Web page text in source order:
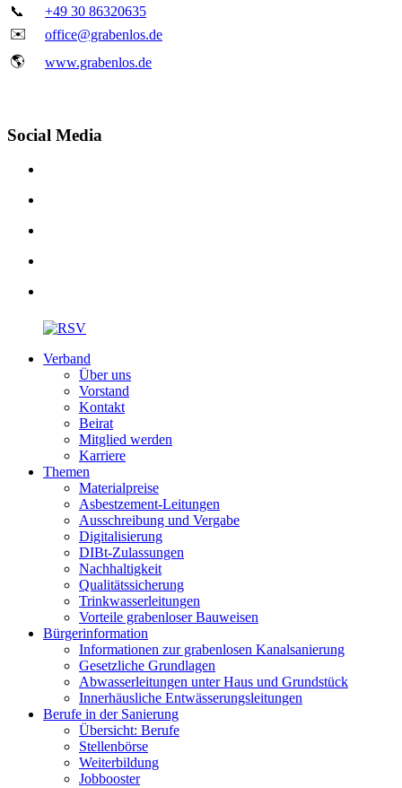
📞
+49 30 86320635
✉️
office@grabenlos.de
🌎
www.grabenlos.de
Social Media
Verband
Über uns
Vorstand
Kontakt
Beirat
Mitglied werden
Karriere
Themen
Materialpreise
Asbestzement-Leitungen
Ausschreibung und Vergabe
Digitalisierung
DIBt-Zulassungen
Nachhaltigkeit
Qualitätssicherung
Trinkwasserleitungen
Vorteile grabenloser Bauweisen
Bürgerinformation
Informationen zur grabenlosen Kanalsanierung
Gesetzliche Grundlagen
Abwasserleitungen unter Haus und Grundstück
Innerhäusliche Entwässerungsleitungen
Berufe in der Sanierung
Übersicht: Berufe
Stellenbörse
Weiterbildung
Jobbooster